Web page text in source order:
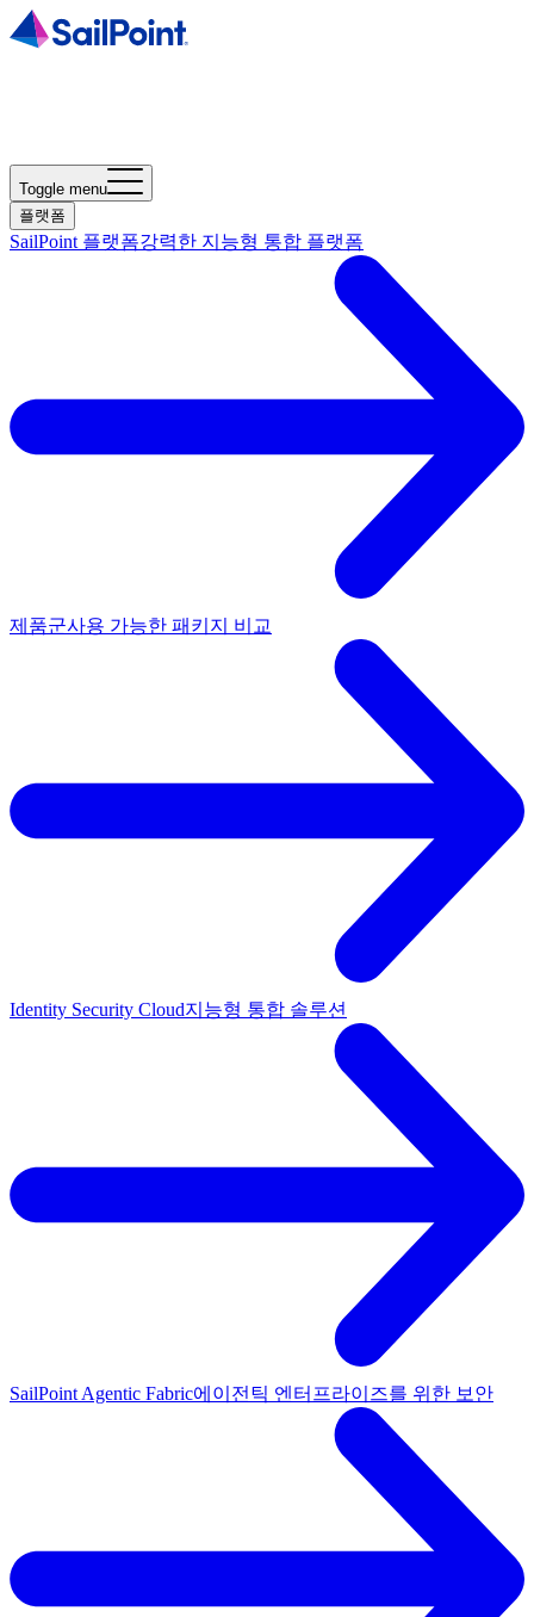
Toggle menu
플랫폼
SailPoint 플랫폼강력한 지능형 통합 플랫폼
제품군사용 가능한 패키지 비교
Identity Security Cloud지능형 통합 솔루션
SailPoint Agentic Fabric에이전틱 엔터프라이즈를 위한 보안